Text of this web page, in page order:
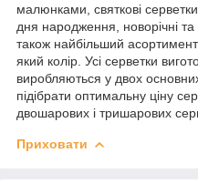
малюнками, святкові
дня народження, новорічні та
також найбільший
який колір. Усі серветки
виробляються у двох
підібрати оптимальну ціну
двошарових і тришарових
Приховати